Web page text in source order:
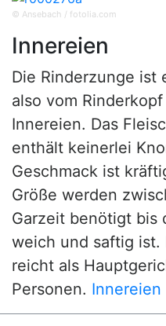
© Ansebach / fotolia.com
Innereien
Die Rinderzunge ist
also vom
Innereien. Das
enthält keinerlei
Geschmack ist
Größe werden
Garzeit benötigt bis
weich und saftig ist.
reicht als
Personen. Innereien